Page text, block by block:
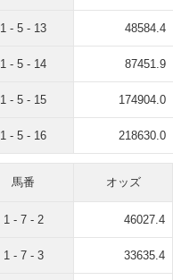
1 - 5 - 13 48584.4
1 - 5 - 14 87451.9
1 - 5 - 15 174904.0
1 - 5 - 16 218630.0
馬番 オッズ
1 - 7 - 2 46027.4
1 - 7 - 3 33635.4